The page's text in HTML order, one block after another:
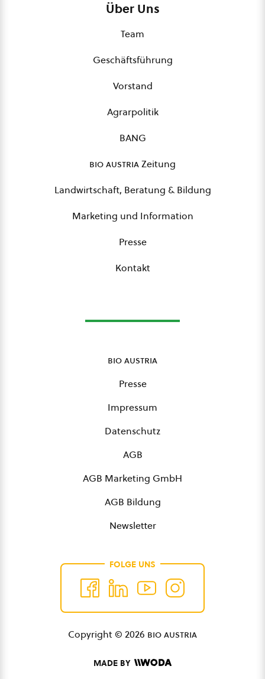
Über Uns
Team
Geschäftsführung
Vorstand
Agrarpolitik
BANG
bio austriaZeitung
Landwirtschaft, Beratung & Bildung
Marketing und Information
Presse
Kontakt
bio austria
Presse
Impressum
Datenschutz
AGB
AGB Marketing GmbH
AGB Bildung
Newsletter
FOLGE UNS
Copyright © 2026 bio austria
MADE BY